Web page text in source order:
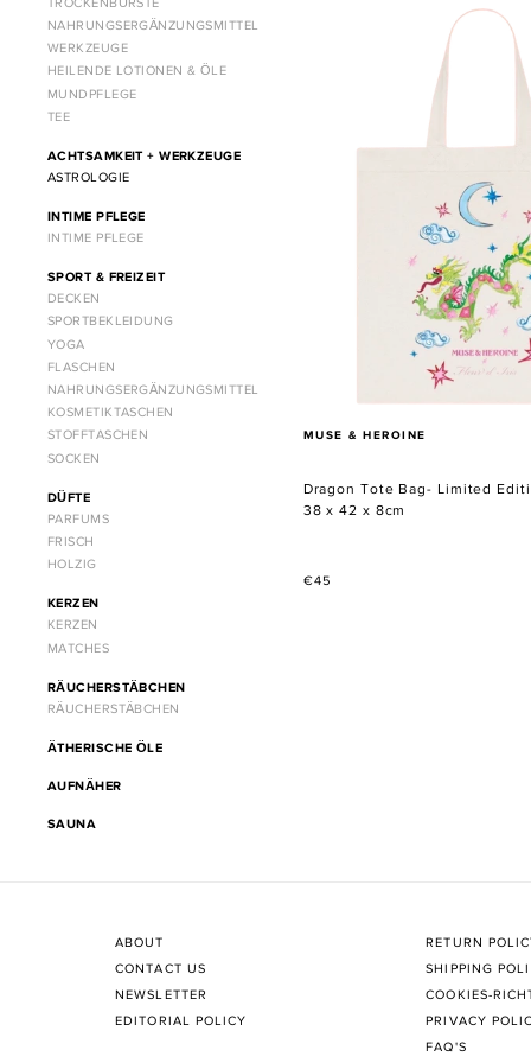
TROCKENBÜRSTE
NAHRUNGSERGÄNZUNGSMITTEL
WERKZEUGE
HEILENDE LOTIONEN & ÖLE
MUNDPFLEGE
TEE
ACHTSAMKEIT + WERKZEUGE
ASTROLOGIE
INTIME PFLEGE
INTIME PFLEGE
SPORT & FREIZEIT
DECKEN
SPORTBEKLEIDUNG
YOGA
FLASCHEN
NAHRUNGSERGÄNZUNGSMITTEL
KOSMETIKTASCHEN
STOFFTASCHEN
SOCKEN
DÜFTE
PARFUMS
FRISCH
HOLZIG
KERZEN
KERZEN
MATCHES
RÄUCHERSTÄBCHEN
RÄUCHERSTÄBCHEN
ÄTHERISCHE ÖLE
AUFNÄHER
SAUNA
VERKÄUFER
MUSE & HEROINE
Dragon Tote Bag- Limited
38 x 42 x 8cm
Normaler
€45
ABOUT
CONTACT US
NEWSLETTER
EDITORIAL POLICY
RETURN
SHIPPING
COOKIES-
PRIVACY
FAQ'S